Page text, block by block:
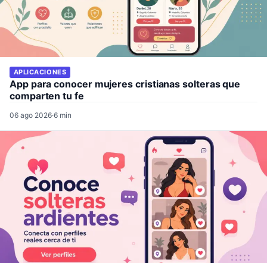
APLICACIONES
App para conocer mujeres cristianas solteras que
comparten tu fe
06 ago 2026·6 min